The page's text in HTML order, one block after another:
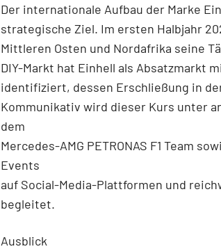
Der internationale Aufbau der Marke
strategische Ziel. Im ersten Halbjahr
Mittleren Osten und Nordafrika seine
DIY-Markt hat Einhell als Absatzmarkt
identifiziert, dessen Erschließung in
Kommunikativ wird dieser Kurs unter
dem
Mercedes-AMG PETRONAS F1 Team
Events
auf Social-Media-Plattformen und
begleitet.
Ausblick